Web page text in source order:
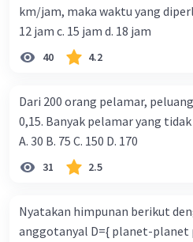
km/jam, maka waktu yang diperlukan
12 jam c. 15 jam d. 18 jam
40 4.2
Dari 200 orang pelamar,
0,15. Banyak pelamar yang
A. 30 B. 75 C. 150 D. 170
31 2.5
Nyatakan himpunan berikut
anggotanyal D={ planet-planet